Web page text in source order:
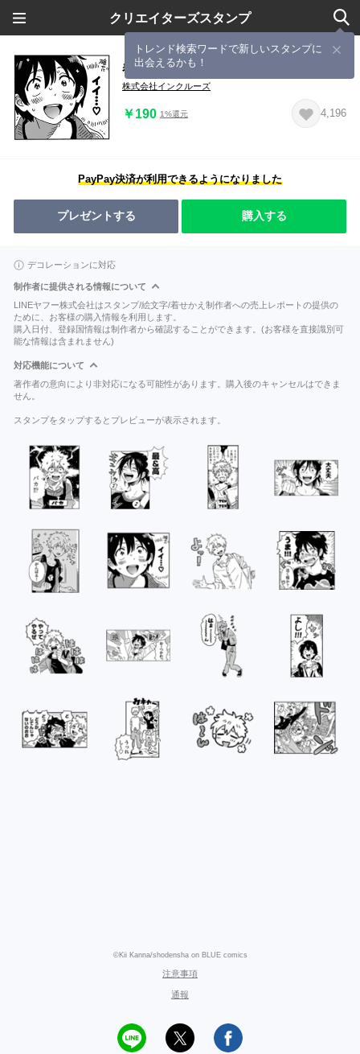
クリエイターズスタンプ
トレンド検索ワードで新しいスタンプに
出会えるかも！
春風のエトランゼ
株式会社インクルーズ
￥190 1%還元 4,196
PayPay決済が利用できるようになりました
プレゼントする 購入する
デコレーションに対応
制作者に提供される情報について
LINEヤフー株式会社はスタンプ/絵文字/着せかえ制作者への売上レポートの提供の
ために、お客様の購入情報を利用します。
購入日付、登録国情報は制作者から確認することができます。(お客様を直接識別可
能な情報は含まれません)
対応機能について
著作者の意向により非対応になる可能性があります。購入後のキャンセルはできま
せん。
スタンプをタップするとプレビューが表示されます。
©Kii Kanna/shodensha on BLUE comics
注意事項
通報